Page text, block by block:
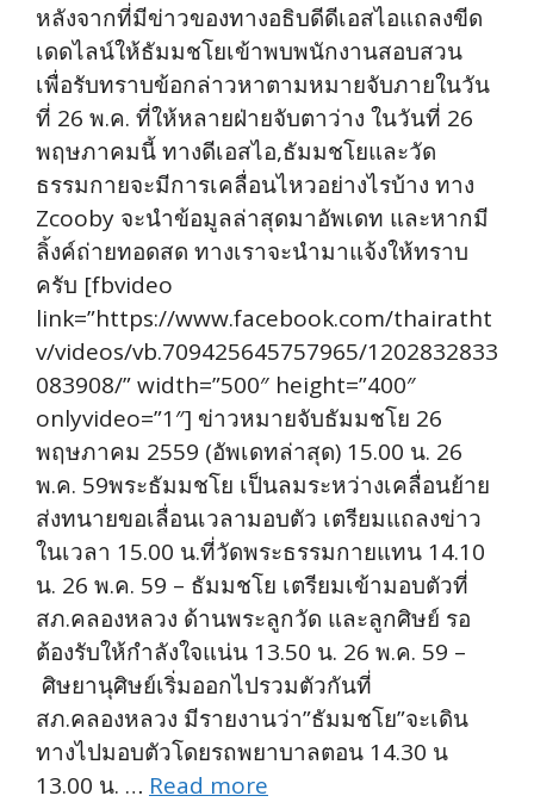
หลังจากที่มีข่าวของทางอธิบดีดีเอสไอแถลงขีด
เดดไลน์ให้ธัมมชโยเข้าพบพนักงานสอบสวน
เพื่อรับทราบข้อกล่าวหาตามหมายจับภายในวัน
ที่ 26 พ.ค. ที่ให้หลายฝ่ายจับตาว่าง ในวันที่ 26
พฤษภาคมนี้ ทางดีเอสไอ,ธัมมชโยและวัด
ธรรมกายจะมีการเคลื่อนไหวอย่างไรบ้าง ทาง
Zcooby จะนำข้อมูลล่าสุดมาอัพเดท และหากมี
ลิ้งค์ถ่ายทอดสด ทางเราจะนำมาแจ้งให้ทราบ
ครับ [fbvideo
link=”https://www.facebook.com/thairatht
v/videos/vb.709425645757965/1202832833
083908/” width=”500″ height=”400″
onlyvideo=”1″] ข่าวหมายจับธัมมชโย 26
พฤษภาคม 2559 (อัพเดทล่าสุด) 15.00 น. 26
พ.ค. 59พระธัมมชโย เป็นลมระหว่างเคลื่อนย้าย
ส่งทนายขอเลื่อนเวลามอบตัว เตรียมแถลงข่าว
ในเวลา 15.00 น.ที่วัดพระธรรมกายแทน 14.10
น. 26 พ.ค. 59 – ธัมมชโย เตรียมเข้ามอบตัวที่
สภ.คลองหลวง ด้านพระลูกวัด และลูกศิษย์ รอ
ต้องรับให้กำลังใจแน่น 13.50 น. 26 พ.ค. 59 –
ศิษยานุศิษย์เริ่มออกไปรวมตัวกันที่
สภ.คลองหลวง มีรายงานว่า”ธัมมชโย”จะเดิน
ทางไปมอบตัวโดยรถพยาบาลตอน 14.30 น
13.00 น. … Read more